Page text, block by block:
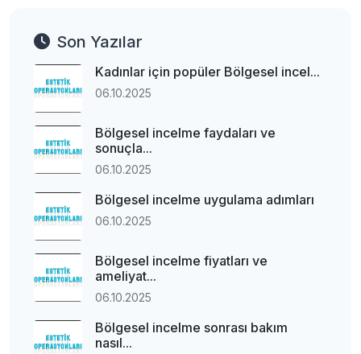
Son Yazılar
Kadınlar için popüler Bölgesel incel...
06.10.2025
Bölgesel incelme faydaları ve
sonuçla...
06.10.2025
Bölgesel incelme uygulama adımları
06.10.2025
Bölgesel incelme fiyatları ve
ameliyat...
06.10.2025
Bölgesel incelme sonrası bakım
nasıl...